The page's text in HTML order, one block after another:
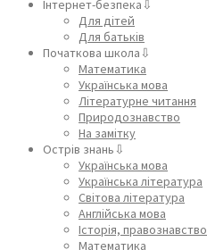
Інтернет-безпека⇩
Для дітей
Для батьків
Початкова школа⇩
Математика
Українська мова
Літературне читання
Природознавство
На замітку
Острів знань⇩
Українська мова
Українська література
Світова література
Англійська мова
Історія, правознавство
Математика